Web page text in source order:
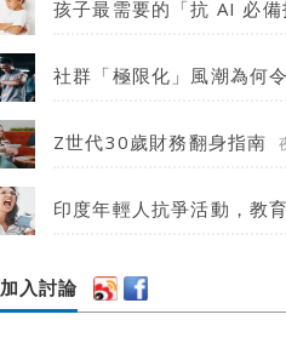
孩子最需要的「抗 AI 必備
社群「極限化」風潮為何
Z世代30歲財務翻身指南
印度年輕人抗爭活動，教
加入討論